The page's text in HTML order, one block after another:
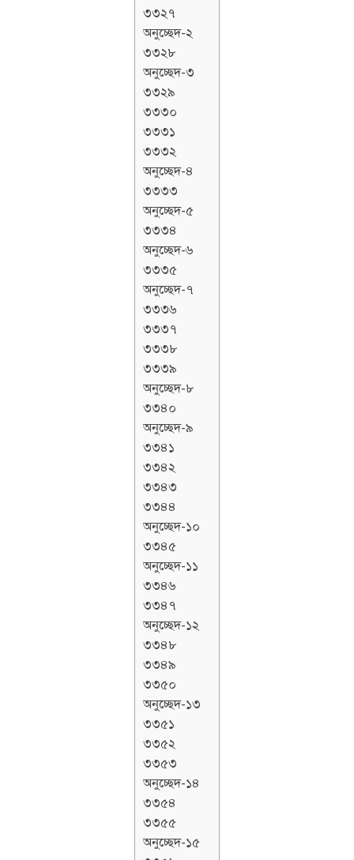
৩৩২৭
অনুচ্ছেদ-২
৩৩২৮
অনুচ্ছেদ-৩
৩৩২৯
৩৩৩০
৩৩৩১
৩৩৩২
অনুচ্ছেদ-৪
৩৩৩৩
অনুচ্ছেদ-৫
৩৩৩৪
অনুচ্ছেদ-৬
৩৩৩৫
অনুচ্ছেদ-৭
৩৩৩৬
৩৩৩৭
৩৩৩৮
৩৩৩৯
অনুচ্ছেদ-৮
৩৩৪০
অনুচ্ছেদ-৯
৩৩৪১
৩৩৪২
৩৩৪৩
৩৩৪৪
অনুচ্ছেদ-১০
৩৩৪৫
অনুচ্ছেদ-১১
৩৩৪৬
৩৩৪৭
অনুচ্ছেদ-১২
৩৩৪৮
৩৩৪৯
৩৩৫০
অনুচ্ছেদ-১৩
৩৩৫১
৩৩৫২
৩৩৫৩
অনুচ্ছেদ-১৪
৩৩৫৪
৩৩৫৫
অনুচ্ছেদ-১৫